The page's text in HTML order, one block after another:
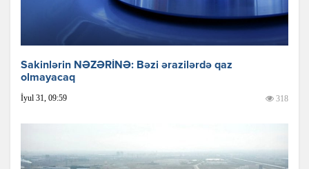
Sakinlərin NƏZƏRİNƏ: Bəzi ərazilərdə qaz
olmayacaq
İyul 31, 09:59 318